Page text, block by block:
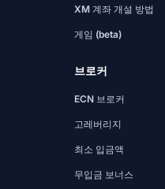
XM 계좌 개설 방법
게임 (beta)
브로커
ECN 브로커
고레버리지
최소 입금액
무입금 보너스